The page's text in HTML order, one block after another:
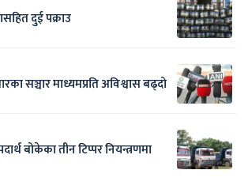
दुई पक्राउ
सञ्चार माध्यमप्रति अविश्वास बढ्दो
बोकेका तीन टिप्पर नियन्त्रणमा